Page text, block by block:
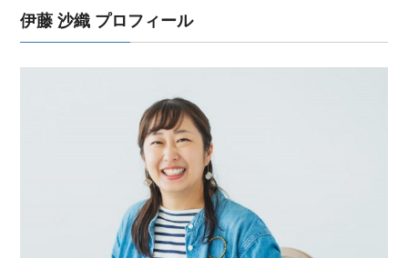
伊藤 沙織 プロフィール